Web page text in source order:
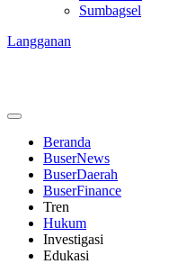
Sumbagsel
Langganan
Beranda
BuserNews
BuserDaerah
BuserFinance
Tren
Hukum
Investigasi
Edukasi